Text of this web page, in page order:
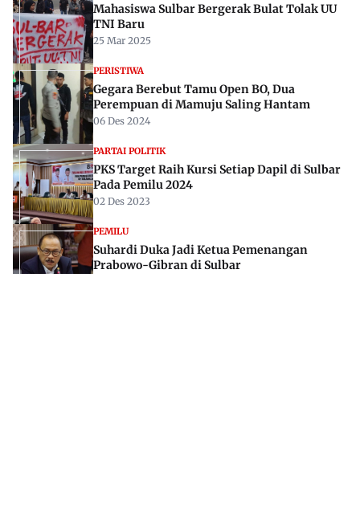
Mahasiswa Sulbar Bergerak Bulat Tolak UU
TNI Baru
25 Mar 2025
PERISTIWA
Gegara Berebut Tamu Open BO, Dua
Perempuan di Mamuju Saling Hantam
06 Des 2024
PARTAI POLITIK
PKS Target Raih Kursi Setiap Dapil di Sulbar
Pada Pemilu 2024
02 Des 2023
PEMILU
Suhardi Duka Jadi Ketua Pemenangan
Prabowo-Gibran di Sulbar